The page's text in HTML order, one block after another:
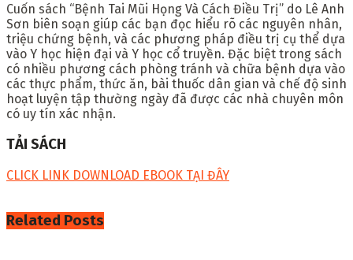
Cuốn sách “Bệnh Tai Mũi Họng Và Cách Điều Trị” do Lê Anh
Sơn biên soạn giúp các bạn đọc hiểu rõ các nguyên nhân,
triệu chứng bệnh, và các phương pháp điều trị cụ thể dựa
vào Y học hiện đại và Y học cổ truyền. Đặc biệt trong sách
có nhiều phương cách phòng tránh và chữa bệnh dựa vào
các thực phẩm, thức ăn, bài thuốc dân gian và chế độ sinh
hoạt luyện tập thường ngày đã được các nhà chuyên môn
có uy tín xác nhận.
TẢI SÁCH
CLICK LINK DOWNLOAD EBOOK TẠI ĐÂY
Related Posts